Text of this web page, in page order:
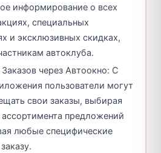
информирование о всех
специальных
и эксклюзивных скидках,
автоклуба.
через Автоокно: С
пользователи могут
свои заказы, выбирая
предложений
любые специфические